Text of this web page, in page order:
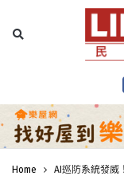
Home AI巡防系統發威